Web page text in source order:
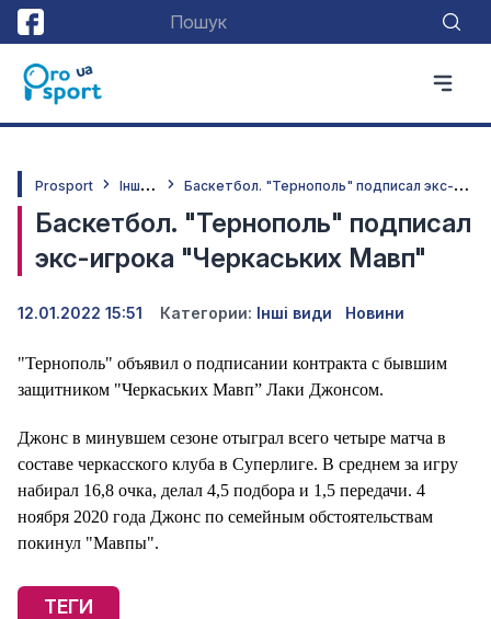
Prosport І
нші види Б
аскетбол. "Тернополь" подписал экс-игрока "Черкаських Мавп"
Баскетбол. "Тернополь" подписал
экс-игрока "Черкаських Мавп"
12.01.2022 15:51 Категории: Інші види Новини
"Тернополь" объявил о подписании контракта с бывшим
защитником "Черкаських Мавп” Лаки Джонсом.
Джонс в минувшем сезоне отыграл всего четыре матча в
составе черкасского клуба в Суперлиге. В среднем за игру
набирал 16,8 очка, делал 4,5 подбора и 1,5 передачи. 4
ноября 2020 года Джонс по семейным обстоятельствам
покинул "Мавпы".
ТЕГИ